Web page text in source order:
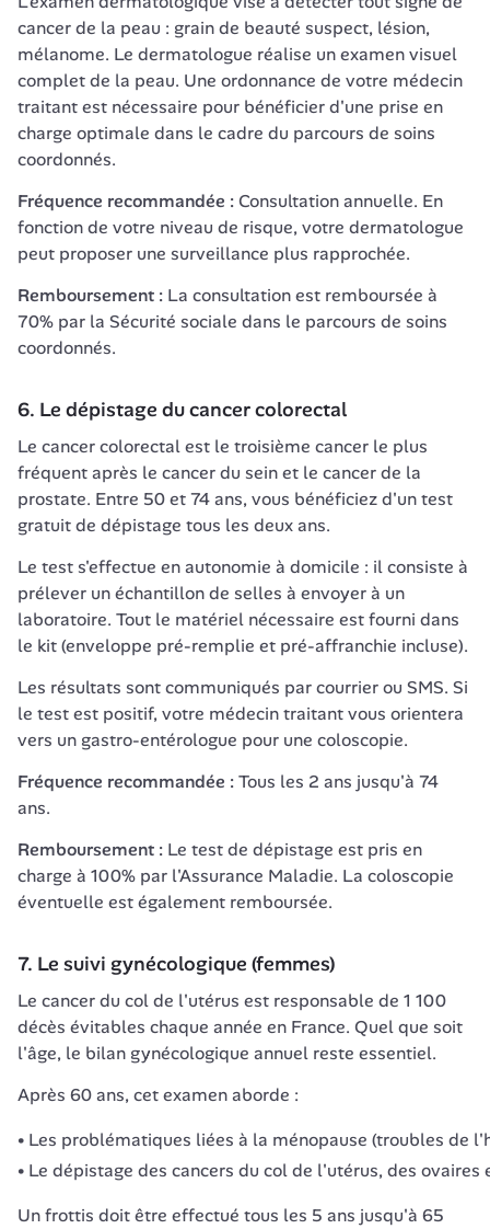
cancer de la peau : grain de beauté suspect, lésion,
mélanome. Le dermatologue réalise un examen visuel
complet de la peau. Une ordonnance de votre médecin
traitant est nécessaire pour bénéficier d'une prise en
charge optimale dans le cadre du parcours de soins
coordonnés.
Fréquence recommandée : Consultation annuelle. En
fonction de votre niveau de risque, votre dermatologue
peut proposer une surveillance plus rapprochée.
Remboursement : La consultation est remboursée à
70% par la Sécurité sociale dans le parcours de soins
coordonnés.
6. Le dépistage du cancer colorectal
Le cancer colorectal est le troisième cancer le plus
fréquent après le cancer du sein et le cancer de la
prostate. Entre 50 et 74 ans, vous bénéficiez d'un test
gratuit de dépistage tous les deux ans.
Le test s'effectue en autonomie à domicile : il consiste à
prélever un échantillon de selles à envoyer à un
laboratoire. Tout le matériel nécessaire est fourni dans
le kit (enveloppe pré-remplie et pré-affranchie incluse).
Les résultats sont communiqués par courrier ou SMS. Si
le test est positif, votre médecin traitant vous orientera
vers un gastro-entérologue pour une coloscopie.
Fréquence recommandée : Tous les 2 ans jusqu'à 74
ans.
Remboursement : Le test de dépistage est pris en
charge à 100% par l'Assurance Maladie. La coloscopie
éventuelle est également remboursée.
7. Le suivi gynécologique (femmes)
Le cancer du col de l'utérus est responsable de 1 100
décès évitables chaque année en France. Quel que soit
l'âge, le bilan gynécologique annuel reste essentiel.
Après 60 ans, cet examen aborde :
Les problématiques liées à la ménopause (troubles de
Le dépistage des cancers du col de l'utérus, des ovaires
Un frottis doit être effectué tous les 5 ans jusqu'à 65